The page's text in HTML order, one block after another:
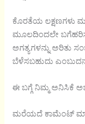
ಕೊರತೆಯ ಲಕ್ಷಣಗಳು
ಮೂಲದಿಂದಲೇ
ಅಗತ್ಯಗಳನ್ನು ಅರಿತು
ಬೆಳೆಸಬಹುದು
ಈ ಬಗ್ಗೆ ನಿಮ್ಮ ಅನಿಸಿಕೆ
ಮರೆಯದೆ ಕಾಮೆಂಟ್